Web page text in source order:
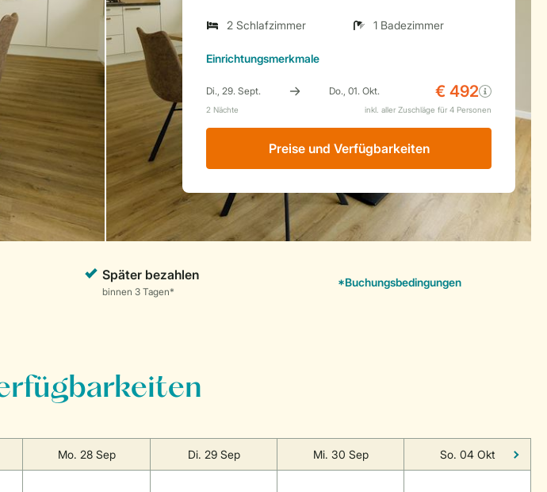
2 Schlafzimmer 1 Badezimmer
Einrichtungsmerkmale
Preise und Verfügbarkeiten
Mo. 28 Sep Di. 29 Sep Mi. 30 Sep So. 04 Okt